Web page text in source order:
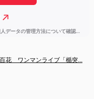
花　ワンマンライブ「楯突...